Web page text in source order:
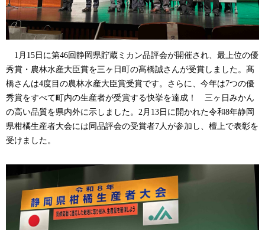
1 月 15 日に第46回静岡県貯蔵ミカン品評会が開催され、最上位の優
秀賞・農林水産大臣賞を三ヶ日町の髙橋誠さんが受賞しました。髙
橋さんは4度目の農林水産大臣賞受賞です。さらに、今年は7つの優
秀賞をすべて町内の生産者が受賞する快挙を達成！ 三ヶ日みかん
の高い品質を県内外に示しました。 2月 13 日に開かれた令和8年静岡
県柑橘生産者大会には同品評会の受賞者7人が参加し、檀上で表彰を
受けました。